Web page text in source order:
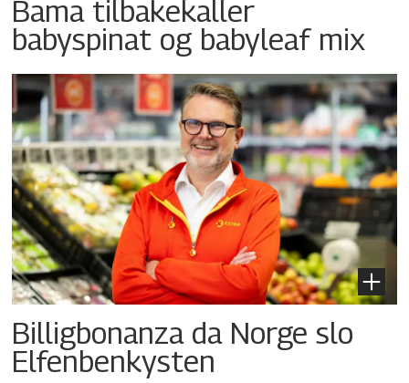
Bama tilbakekaller
babyspinat og babyleaf mix
Billigbonanza da Norge slo
Elfenbenkysten